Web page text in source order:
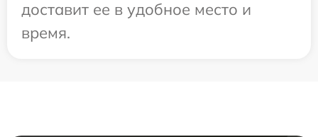
доставит ее в удобное место и
время.